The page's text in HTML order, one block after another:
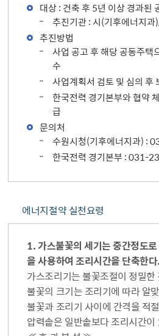
대상 : 건축 후 5년 이상 경과된
추진기관 : 시(기후에너지과
추진방법
사업 공고 후 해당 공동주택
수
사업계획서 검토 및 심의 후
한국전력 경기본부와 협약
급
문의처
수원시청(기후에너지과) :
한국전력 경기본부 : 031-
에너지절약 실천요령
1. 가스불꽃의 세기는 중간정도
을 사용하여 조리시간을 단축한다.
가스조리기는 불꽃조절이 정밀한
불꽃의 크기는 조리기에 따라 알
불꽃과 조리기 사이에 간격을 적
압력솥은 일반솥보다 조리시간